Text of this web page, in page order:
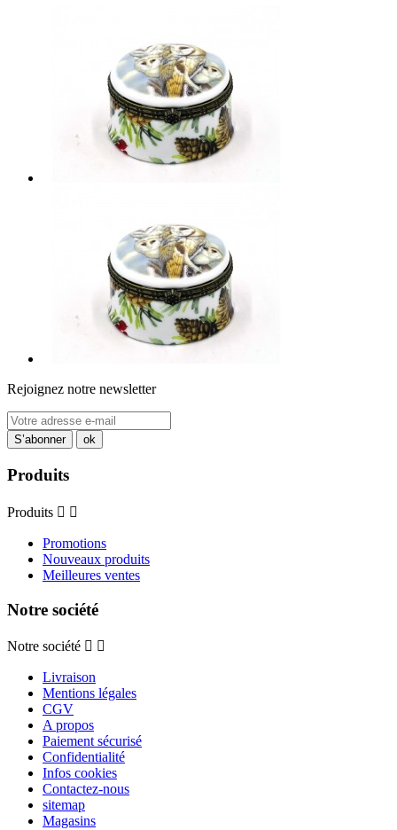
Rejoignez notre newsletter
Produits
Produits  
Promotions
Nouveaux produits
Meilleures ventes
Notre société
Notre société  
Livraison
Mentions légales
CGV
A propos
Paiement sécurisé
Confidentialité
Infos cookies
Contactez-nous
sitemap
Magasins